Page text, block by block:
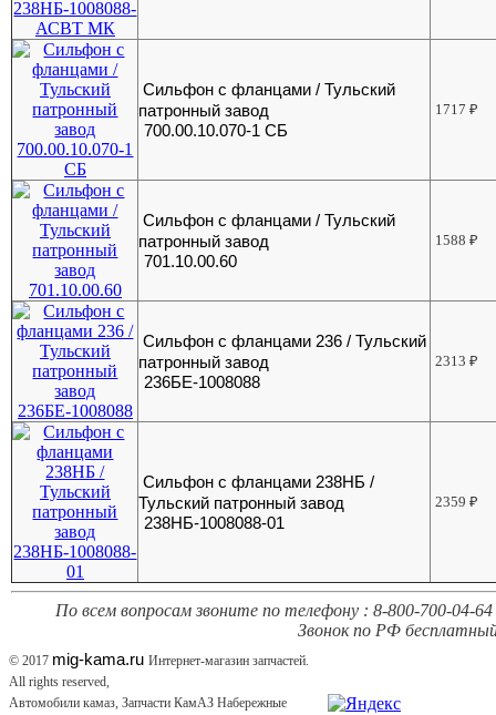
Сильфон с фланцами / Тульский
патронный завод
700.00.10.070-1 СБ
1717₽
Сильфон с фланцами / Тульский
патронный завод
701.10.00.60
1588₽
Сильфон с фланцами 236 / Тульский
патронный завод
236БЕ-1008088
2313₽
Сильфон с фланцами 238НБ /
Тульский патронный завод
238НБ-1008088-01
2359₽
По всем вопросам звоните по телефону : 8-800-700-04-64
Звонок по РФ
© 2017 mig-kama.ru Интернет-магазин запчастей.
All rights reserved,
Автомобили камаз, Запчасти КамАЗ Набережные